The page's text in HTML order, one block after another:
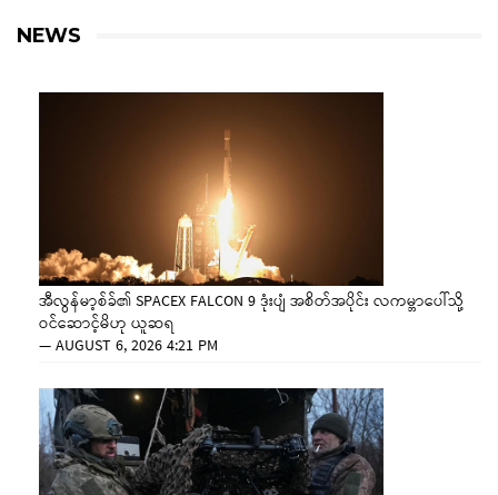
NEWS
အီလွန်မာ့စ်ခ်၏ SPACEX FALCON 9 ဒုံးပျံ အစိတ်အပိုင်း လကမ္ဘာပေါ်သို့
ဝင်ဆောင့်မိဟု ယူဆရ
—AUGUST 6, 2026 4:21 PM